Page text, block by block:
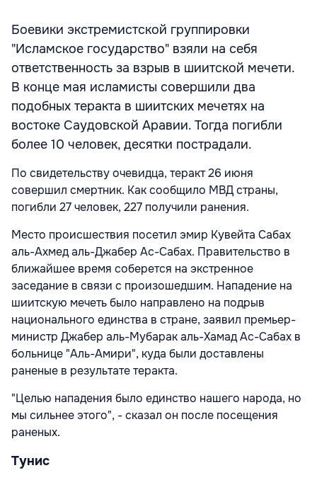
Боевики экстремистской группировки
"Исламское государство" взяли на себя
ответственность за взрыв в шиитской мечети.
В конце мая исламисты совершили два
подобных теракта в шиитских мечетях на
востоке Саудовской Аравии. Тогда погибли
более 10 человек, десятки пострадали.
По свидетельству очевидца, теракт 26 июня
совершил смертник. Как сообщило МВД страны,
погибли 27 человек, 227 получили ранения.
Место происшествия посетил эмир Кувейта Сабах
аль-Ахмед аль-Джабер Ас-Сабах. Правительство в
ближайшее время соберется на экстренное
заседание в связи с произошедшим. Нападение на
шиитскую мечеть было направлено на подрыв
национального единства в стране, заявил премьер-
министр Джабер аль-Мубарак аль-Хамад Ас-Сабах в
больнице "Аль-Амири", куда были доставлены
раненые в результате теракта.
"Целью нападения было единство нашего народа, но
мы сильнее этого", - сказал он после посещения
раненых.
Тунис